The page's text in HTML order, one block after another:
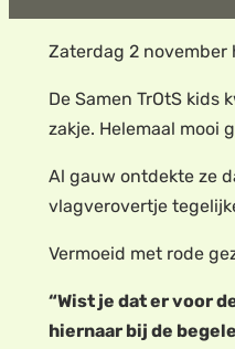
Zaterdag 2 november
De Samen TrOtS kids
zakje. Helemaal mooi
Al gauw ontdekte ze
vlagverovertje
Vermoeid met rode
“Wist je dat er voor
hiernaar bij de